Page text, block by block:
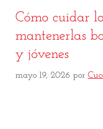
Cómo cuidar
mantenerlas
y jóvenes
mayo 19, 2026 por